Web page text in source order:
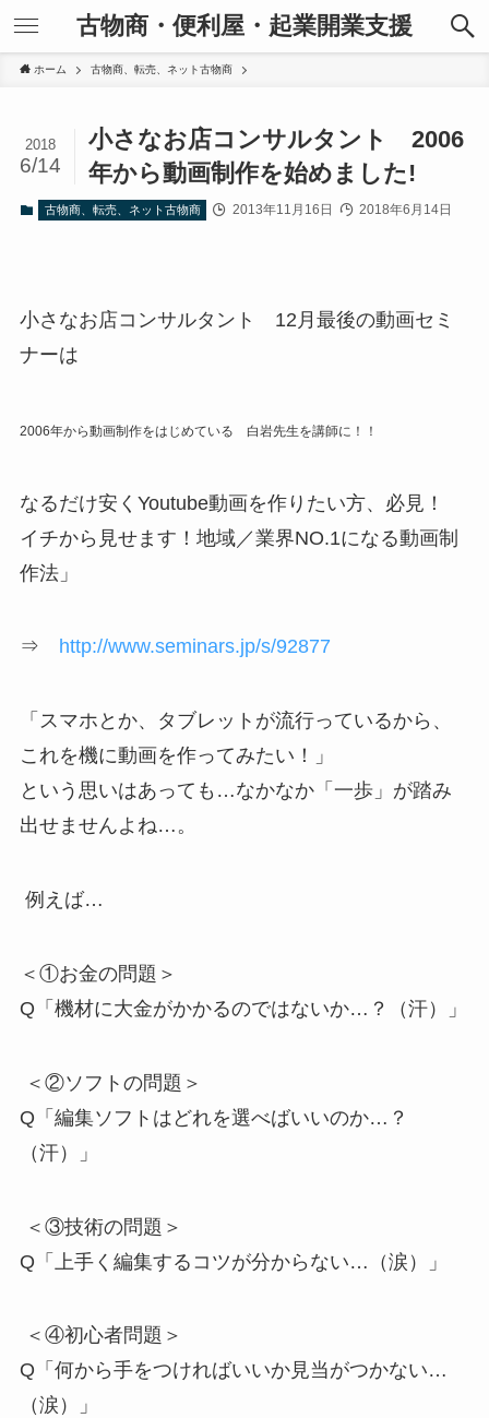
古物商・便利屋・起業開業支援
ホーム 古物商、転売、ネット古物商
小さなお店コンサルタント 2006
年から動画制作を始めました!
2018
6/14
古物商、転売、ネット古物商 2013年11月16日 2018年6月14日
小さなお店コンサルタント 12月最後の動画セミ
ナーは
2006年から動画制作をはじめている 白岩先生を講師に！！
なるだけ安くYoutube動画を作りたい方、必見！
イチから見せます！地域／業界NO.1になる動画制
作法」
⇒ http://www.seminars.jp/s/92877
「スマホとか、タブレットが流行っているから、
これを機に動画を作ってみたい！」
という思いはあっても…なかなか「一歩」が踏み
出せませんよね…。
例えば…
＜①お金の問題＞
Q「機材に大金がかかるのではないか…？（汗）」
＜②ソフトの問題＞
Q「編集ソフトはどれを選べばいいのか…？
（汗）」
＜③技術の問題＞
Q「上手く編集するコツが分からない…（涙）」
＜④初心者問題＞
Q「何から手をつければいいか見当がつかない…
（涙）」